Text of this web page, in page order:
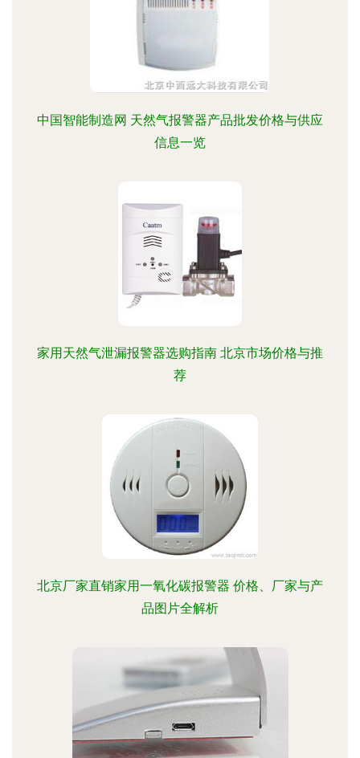
中国智能制造网 天然气报警器产品批发价格与供应
信息一览
家用天然气泄漏报警器选购指南 北京市场价格与推
荐
北京厂家直销家用一氧化碳报警器 价格、厂家与产
品图片全解析